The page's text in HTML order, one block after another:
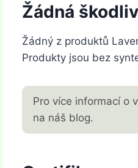
Žádná
Žádný z produktů
Produkty jsou bez
Pro více informací o
na náš blog.